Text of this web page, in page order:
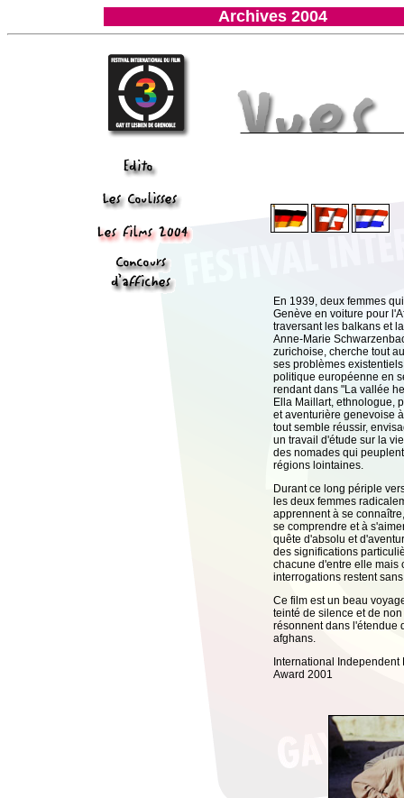
Archives 2004
En 1939, deux femmes
Genève en voiture pour
traversant les balkans et
Anne-Marie
zurichoise, cherche tout
ses problèmes
politique européenne en
rendant dans "La vallée
Ella Maillart, ethnologue,
et aventurière genevoise
tout semble réussir,
un travail d'étude sur la
des nomades qui
régions lointaines.
Durant ce long périple
les deux femmes
apprennent à se
se comprendre et à
quête d'absolu et
des significations
chacune d'entre elle mais
interrogations restent
Ce film est un beau
teinté de silence et de
résonnent dans l'étendue
afghans.
International Independent
Award 2001